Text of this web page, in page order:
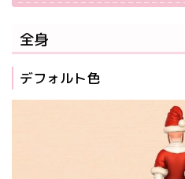
全身
デフォルト色